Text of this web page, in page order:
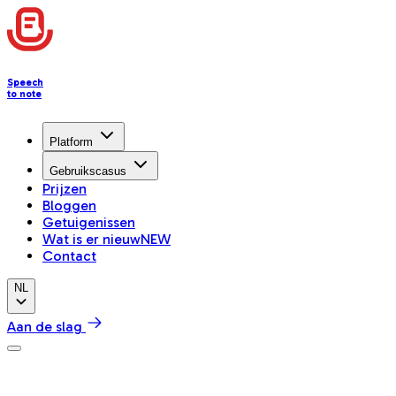
Speech
to note
Platform
Gebruikscasus
Prijzen
Bloggen
Getuigenissen
Wat is er nieuwNEW
Contact
NL
Aan de slag